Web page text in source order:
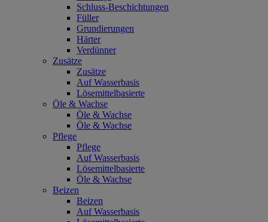
Schluss-Beschichtungen
Füller
Grundierungen
Härter
Verdünner
Zusätze
Zusätze
Auf Wasserbasis
Lösemittelbasierte
Öle & Wachse
Öle & Wachse
Öle & Wachse
Pflege
Pflege
Auf Wasserbasis
Lösemittelbasierte
Öle & Wachse
Beizen
Beizen
Auf Wasserbasis